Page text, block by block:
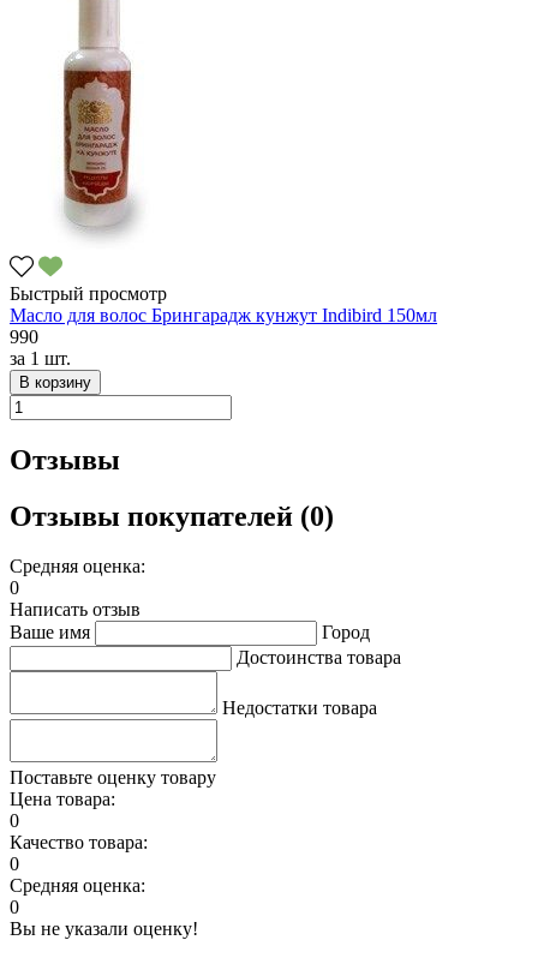
Быстрый просмотр
Масло для волос Брингарадж кунжут Indibird 150мл
990
за 1 шт.
В корзину
Отзывы
Отзывы покупателей (0)
Средняя оценка:
0
Написать отзыв
Ваше имя
Город
Достоинства товара
Недостатки товара
Поставьте оценку товару
Цена товара:
0
Качество товара:
0
Средняя оценка:
0
Вы не указали оценку!